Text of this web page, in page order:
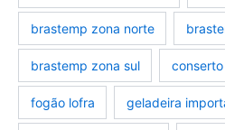
brastemp zona norte
brastemp zona sul
fogão lofra geladeira